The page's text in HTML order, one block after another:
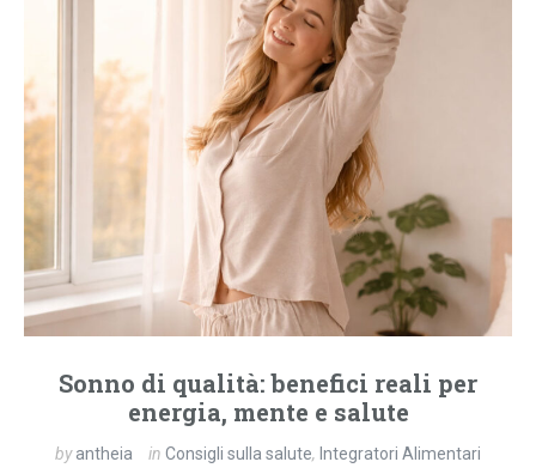
Sonno di qualità: benefici reali per
energia, mente e salute
byantheia in Consigli sulla salute, Integratori Alimentari